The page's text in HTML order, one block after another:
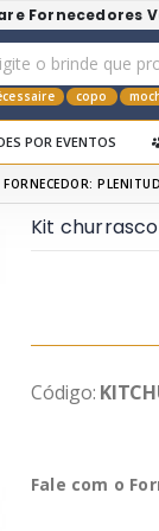
Fornecedores
copo
POR EVENTOS
FORNECEDOR:
Kit churrasco
Código:
Fale com o